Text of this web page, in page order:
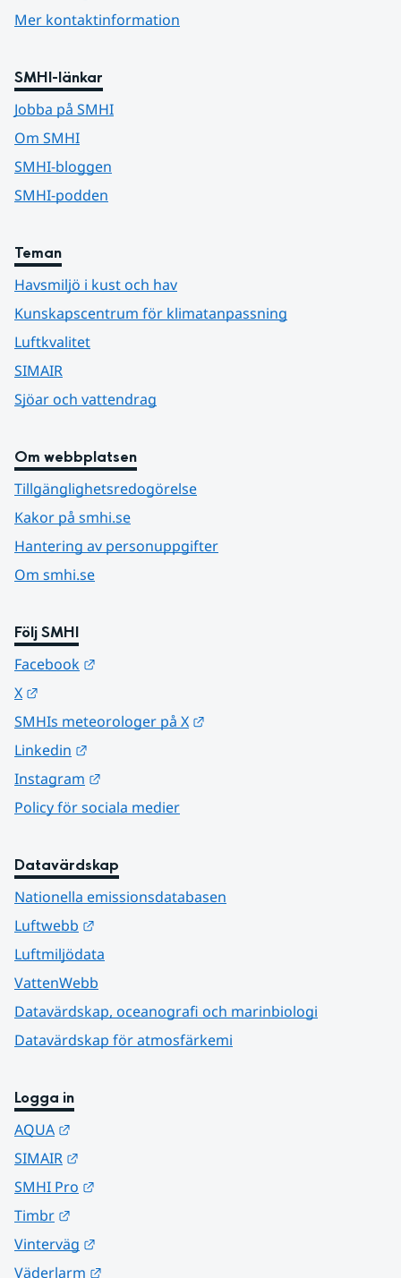
Mer kontaktinformation
SMHI-länkar
Jobba på SMHI
Om SMHI
SMHI-bloggen
SMHI-podden
Teman
Havsmiljö i kust och hav
Kunskapscentrum för klimatanpassning
Luftkvalitet
SIMAIR
Sjöar och vattendrag
Om webbplatsen
Tillgänglighetsredogörelse
Kakor på smhi.se
Hantering av personuppgifter
Om smhi.se
Följ SMHI
Facebook
X
SMHIs meteorologer på X
Linkedin
Instagram
Policy för sociala medier
Datavärdskap
Nationella emissionsdatabasen
Luftwebb
Luftmiljödata
VattenWebb
Datavärdskap, oceanografi och marinbiologi
Datavärdskap för atmosfärkemi
Logga in
AQUA
SIMAIR
SMHI Pro
Timbr
Vinterväg
Väderlarm